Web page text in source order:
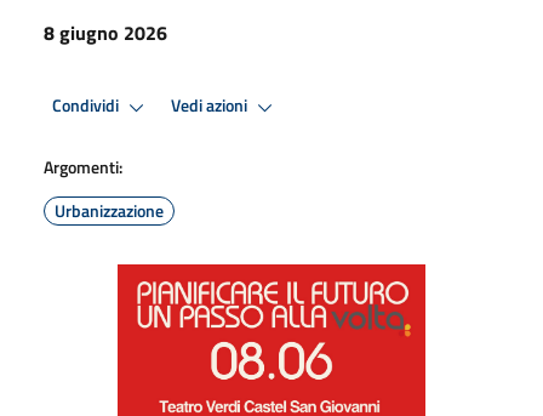
8 giugno 2026
Condividi Vedi azioni
Argomenti:
Urbanizzazione